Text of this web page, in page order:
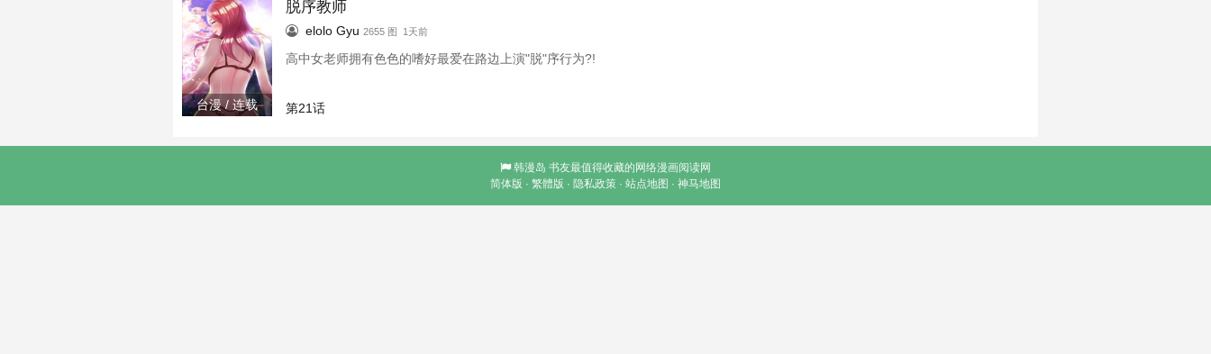
台漫 / 连载
脱序教师
elolo Gyu 2655 图 1天前
高中女老师拥有色色的嗜好最爱在路边上演"脱"序行为?!
第21话
韩漫岛 书友最值得收藏的网络漫画阅读网
简体版 · 繁體版 · 隐私政策 · 站点地图 · 神马地图